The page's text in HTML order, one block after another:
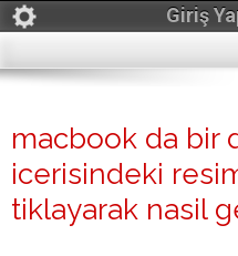
Giriş
macbook da bir
icerisindeki
tiklayarak nasil